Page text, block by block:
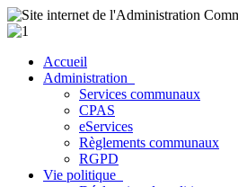
Accueil
Administration
Services communaux
CPAS
eServices
Règlements communaux
RGPD
Vie politique